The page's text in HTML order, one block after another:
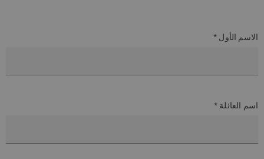
الاسم الأول *
اسم العائلة *